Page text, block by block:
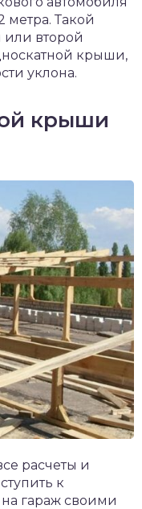
метра. Такой
или второй
крыши,
уклона.
крыши
расчеты и
к
гараж своими